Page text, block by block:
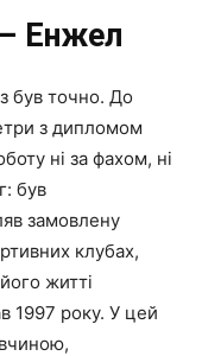
Енжел
був точно. До
з дипломом
ні за фахом, ні
був
замовлену
клубах,
житті
1997 року. У цей